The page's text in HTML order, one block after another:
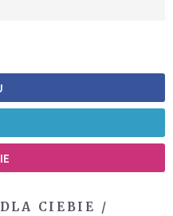
DLA CIEBIE /